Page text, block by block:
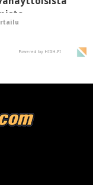
Powered by HIGH.FI